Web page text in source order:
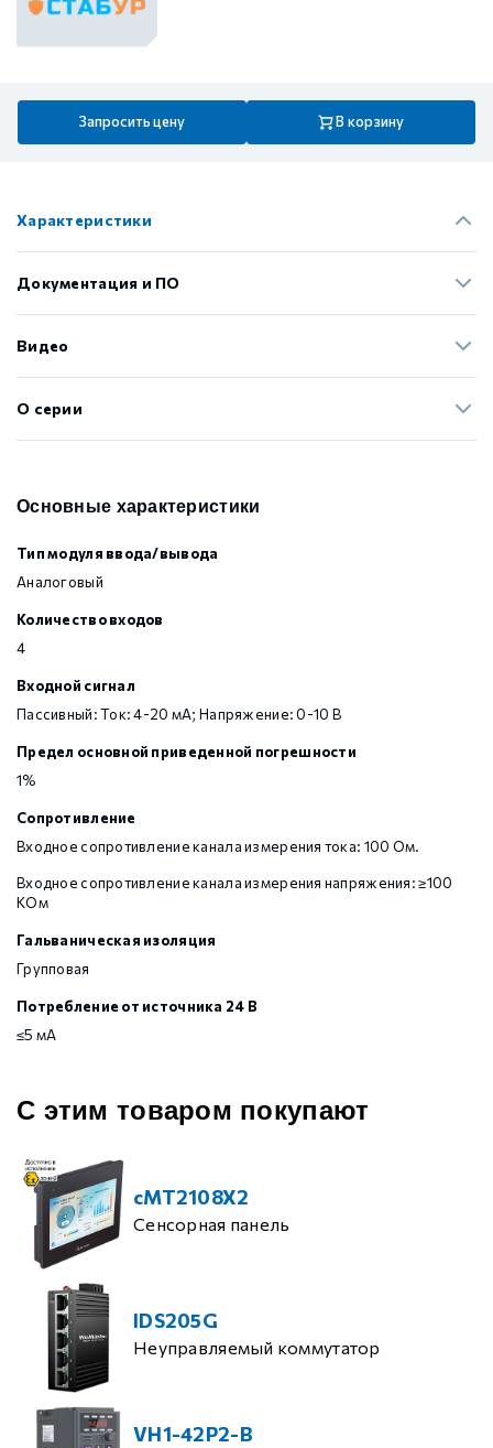
Запросить цену В корзину
Характеристики
Документация и ПО
Видео
О серии
Основные характеристики
Тип модуля ввода/вывода
Аналоговый
Количество входов
4
Входной сигнал
Пассивный: Ток: 4-20 мА; Напряжение: 0-10 В
Предел основной приведенной погрешности
1%
Сопротивление
Входное сопротивление канала измерения тока: 100 Ом.
Входное сопротивление канала измерения напряжения: ≥100
КОм
Гальваническая изоляция
Групповая
Потребление от источника 24 В
≤5 мА
С этим товаром покупают
cMT2108X2
Сенсорная панель
IDS205G
Неуправляемый коммутатор
VH1-42P2-B